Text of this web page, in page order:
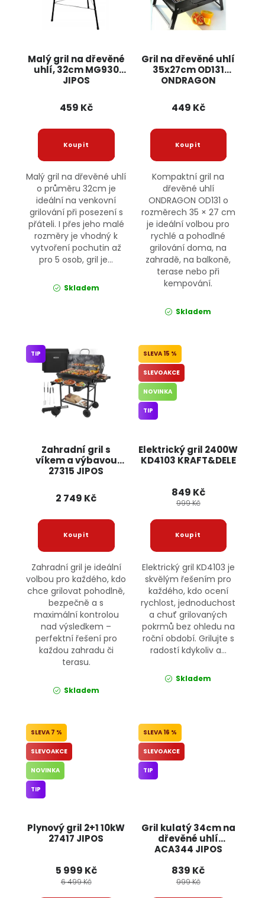
Malý gril na dřevěné
uhlí, 32cm MG930
JIPOS
459 Kč
Malý gril na dřevěné uhlí
o průměru 32cm je
ideální na venkovní
grilování při posezení s
přáteli. I přes jeho malé
rozměry je vhodný k
vytvoření pochutin až
pro 5 osob, gril je...
Skladem
Gril na dřevěné uhlí
35x27cm OD131
ONDRAGON
449 Kč
Kompaktní gril na
dřevěné uhlí
ONDRAGON OD131 o
rozměrech 35 × 27 cm
je ideální volbou pro
rychlé a pohodlné
grilování doma, na
zahradě, na balkoně,
terase nebo při
kempování.
Skladem
Zahradní gril s
víkem a výbavou
27315 JIPOS
TIP
2 749 Kč
Zahradní gril je ideální
volbou pro každého, kdo
chce grilovat pohodlně,
bezpečně a s
maximální kontrolou
nad výsledkem –
perfektní řešení pro
každou zahradu či
terasu.
Skladem
Elektrický gril 2400W
KD4103 KRAFT&DELE
15 %
SLEVOAKCE
NOVINKA
TIP
849 Kč
999 Kč
Elektrický gril KD4103 je
skvělým řešením pro
každého, kdo ocení
rychlost, jednoduchost
a chuť grilovaných
pokrmů bez ohledu na
roční období. Grilujte s
radostí kdykoliv a...
Skladem
Plynový gril 2+1 10kW
27417 JIPOS
7 %
SLEVOAKCE
NOVINKA
TIP
5 999 Kč
6 499 Kč
Gril kulatý 34cm na
dřevěné uhlí
ACA344 JIPOS
16 %
SLEVOAKCE
TIP
839 Kč
999 Kč